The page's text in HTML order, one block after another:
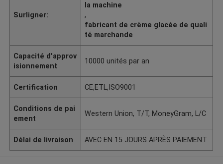
Surligner:
la machine
,
fabricant de crème glacée de quali
té marchande
Capacité d'approv
isionnement
10000 unités par an
Certification CE,ETL,ISO9001
Conditions de pai
ement
Western Union, T/T, MoneyGram, L/C
Délai de livraison AVEC EN 15 JOURS APRÈS PAIEMENT